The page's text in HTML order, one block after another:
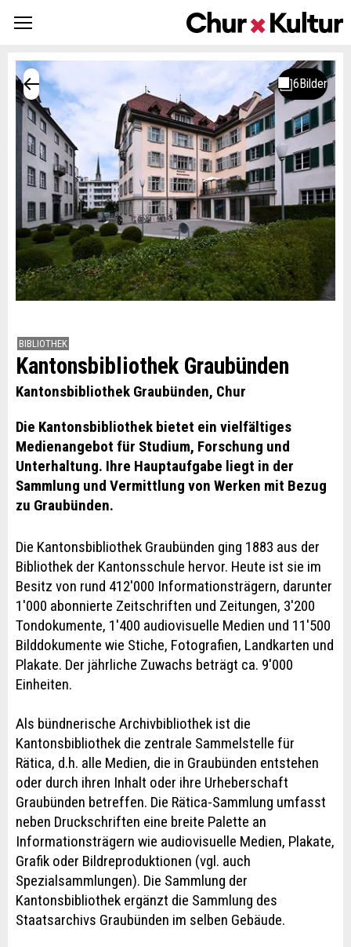
BIBLIOTHEK
Kantonsbibliothek Graubünden
Kantonsbibliothek Graubünden, Chur
Die Kantonsbibliothek bietet ein vielfältiges
Medienangebot für Studium, Forschung und
Unterhaltung. Ihre Hauptaufgabe liegt in der
Sammlung und Vermittlung von Werken mit Bezug
zu Graubünden.
Die Kantonsbibliothek Graubünden ging 1883 aus der
Bibliothek der Kantonsschule hervor. Heute ist sie im
Besitz von rund 412'000 Informationsträgern, darunter
1'000 abonnierte Zeitschriften und Zeitungen, 3'200
Tondokumente, 1'400 audiovisuelle Medien und 11'500
Bilddokumente wie Stiche, Fotografien, Landkarten und
Plakate. Der jährliche Zuwachs beträgt ca. 9'000
Einheiten.
Als bündnerische Archivbibliothek ist die
Kantonsbibliothek die zentrale Sammelstelle für
Rätica, d.h. alle Medien, die in Graubünden entstehen
oder durch ihren Inhalt oder ihre Urheberschaft
Graubünden betreffen. Die Rätica-Sammlung umfasst
neben Druckschriften eine breite Palette an
Informationsträgern wie audiovisuelle Medien, Plakate,
Grafik oder Bildreproduktionen (vgl. auch
Spezialsammlungen). Die Sammlung der
Kantonsbibliothek ergänzt die Sammlung des
Staatsarchivs Graubünden im selben Gebäude.